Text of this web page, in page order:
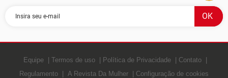
Equipe Termos de uso Política de Privacidade
Contato
Regulamento
A Revista Da Mulher Configuração de cookies